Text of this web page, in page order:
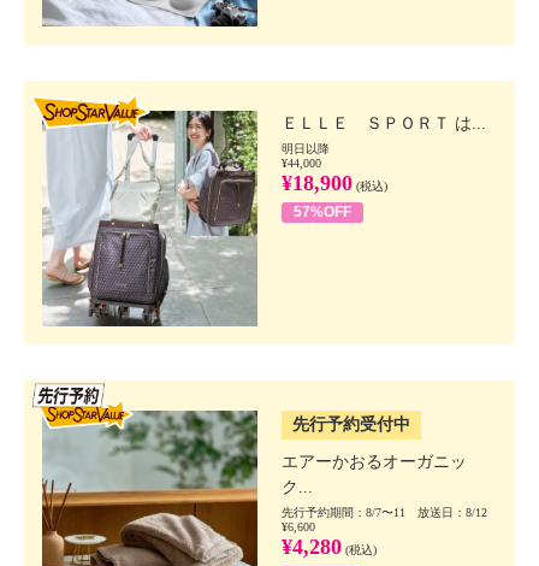
ＥＬＬＥ ＳＰＯＲＴ は...
明日以降
¥44,000
¥18,900 (税込)
57%OFF
先行予約受付中
エアーかおるオーガニッ
ク...
先行予約期間：8/7〜11 放送日：8/12
¥6,600
¥4,280 (税込)